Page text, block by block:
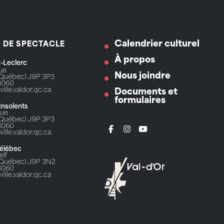
DE SPECTACLE
Leclerc
J9P 3P3
J9P 3P3
J9P 3N2
Calendrier culturel
À propos
Nous joindre
Documents et
formulaires